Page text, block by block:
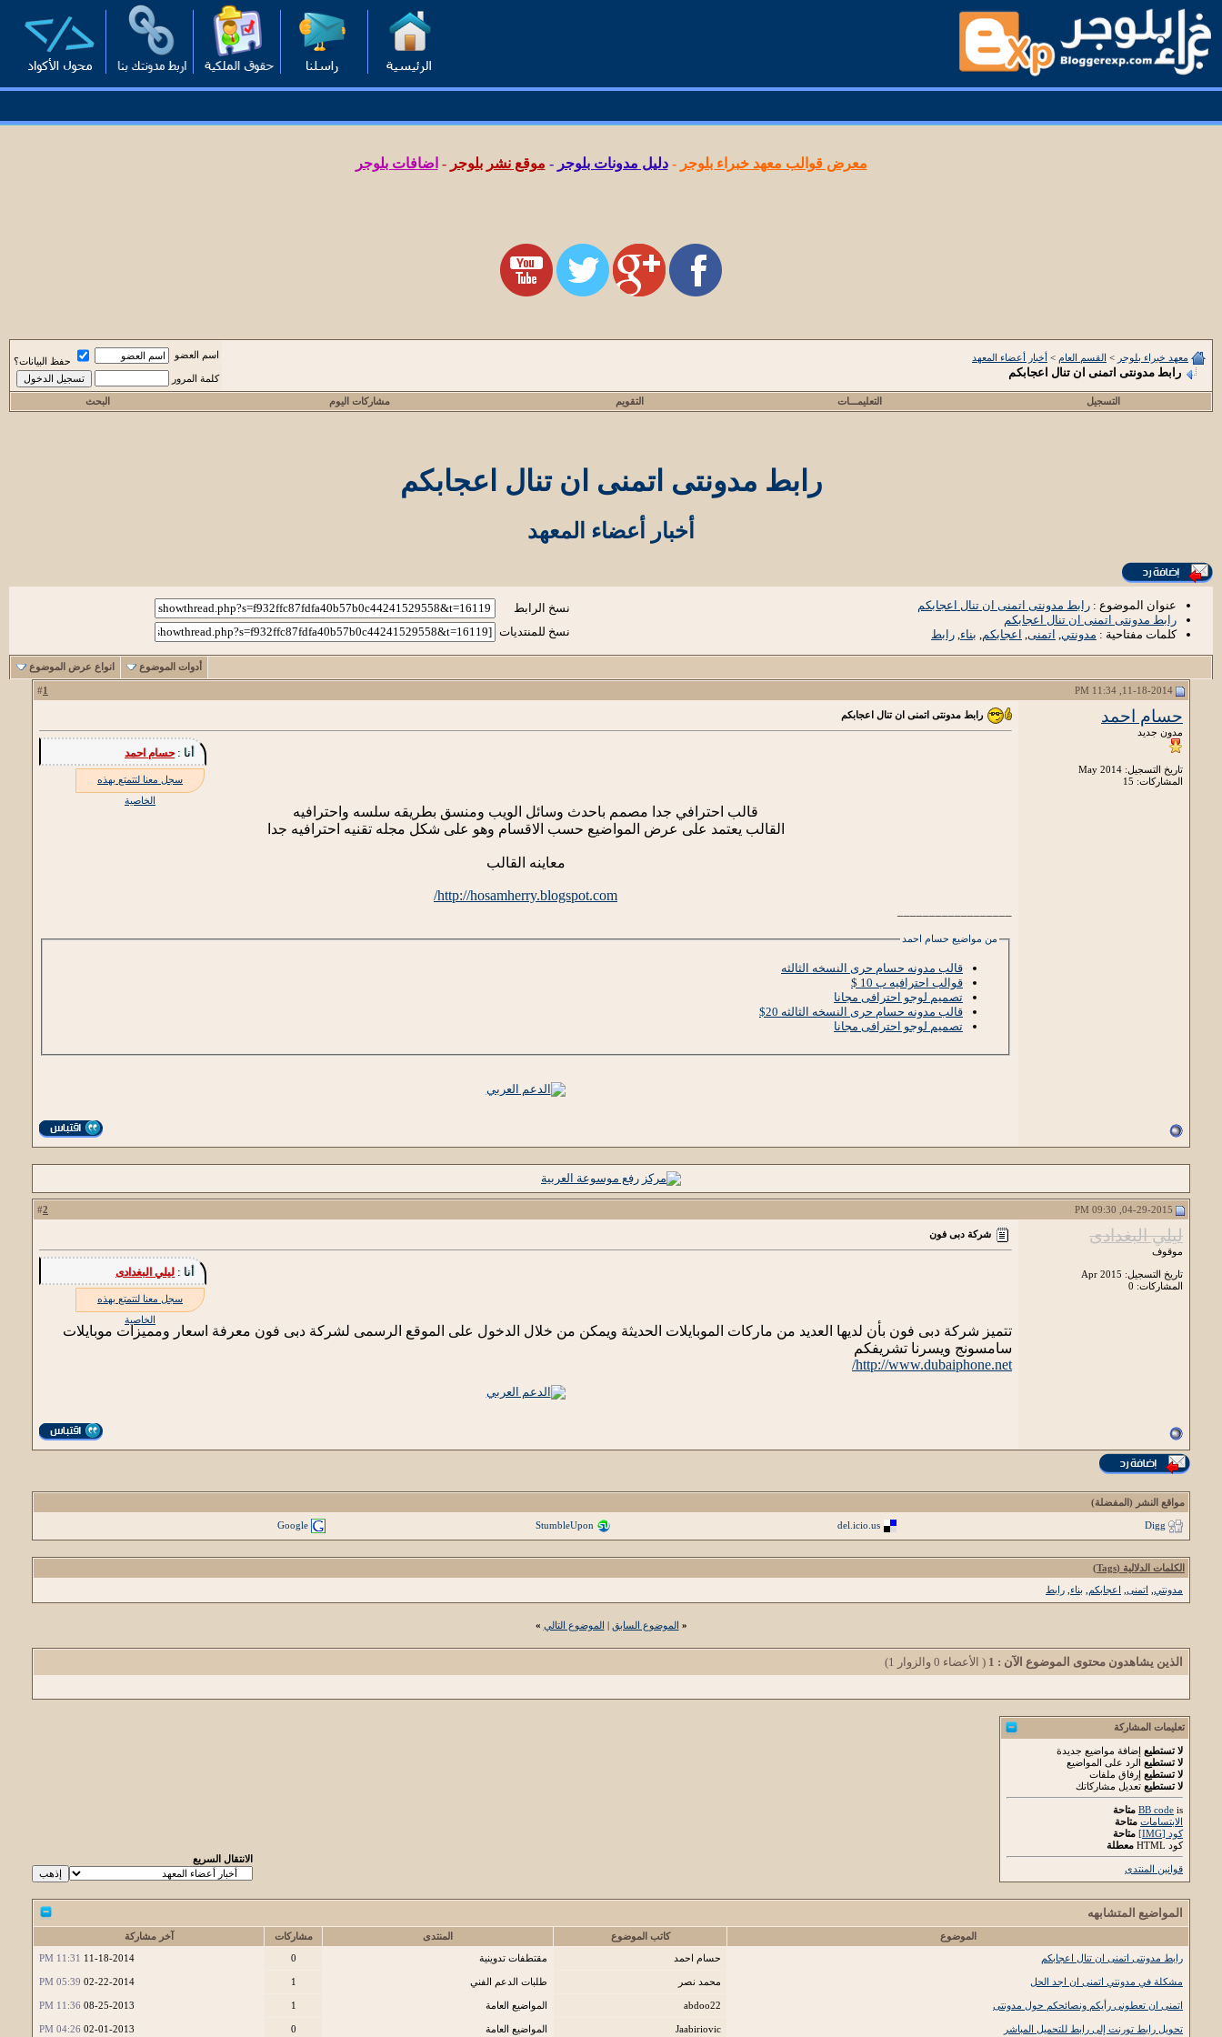
معرض قوالب معهد خبراء بلوجر -دليل مدونات بلوجر - موقع نشر بلوجر - اضافات بلوجر
معهد خبراء بلوجر > القسم العام > أخبار أعضاء المعهد
رابط مدونتى اتمنى ان تنال اعجابكم
اسم العضو
حفظ البيانات؟
كلمة المرور
التسجيل التعليمـــات التقويم مشاركات اليوم البحث
رابط مدونتى اتمنى ان تنال اعجابكم
أخبار أعضاء المعهد
عنوان الموضوع : رابط مدونتى اتمنى ان تنال اعجابكم
رابط مدونتى اتمنى ان تنال اعجابكم
كلمات مفتاحية : مدونتي, اتمنى, اعجابكم, بناء, رابط
نسخ الرابط
نسخ للمنتديات
أدوات الموضوع انواع عرض الموضوع
1
حسام احمد
مدون جديد
تاريخ التسجيل: May 2014
المشاركات: 15
رابط مدونتى اتمنى ان تنال اعجابكم
أنا :حسام احمد
سجل معنا لتتمتع بهذه
الخاصية
قالب احترافي جدا مصمم باحدث وسائل الويب ومنسق بطريقه سلسه واحترافيه
القالب يعتمد على عرض المواضيع حسب الاقسام وهو على شكل مجله تقنيه احترافيه جدا
معاينه القالب
http://hosamherry.blogspot.com/
من مواضيع حسام احمد
قالب مدونه حسام حرى النسخه الثالثه
قوالب احترافيه ب 10 $
تصميم لوجو احترافى مجانا
قالب مدونه حسام حرى النسخه الثالثه 20$
تصميم لوجو احترافى مجانا
2
ليلي البغدادى
موقوف
تاريخ التسجيل: Apr 2015
المشاركات: 0
شركة دبى فون
أنا : ليلي البغدادى
سجل معنا لتتمتع بهذه
الخاصية
تتميز شركة دبى فون بأن لديها العديد من ماركات الموبايلات الحديثة ويمكن من خلال الدخول على الموقع الرسمى لشركة دبى فون معرفة اسعار ومميزات موبايلات
سامسونج ويسرنا تشريفكم
http://www.dubaiphone.net/
مواقع النشر (المفضلة)
Digg
del.icio.us
StumbleUpon
Google
الكلمات الدلالية (Tags)
مدونتي اتمنى اعجابكم بناء رابط
« الموضوع السابق | الموضوع التالي »
الذين يشاهدون محتوى الموضوع الآن : 1 ( الأعضاء 0 والزوار 1)
تعليمات المشاركة
لا تستطيع إضافة مواضيع جديدة
لا تستطيع الرد على المواضيع
لا تستطيع إرفاق ملفات
لا تستطيع تعديل مشاركاتك
BB code is
متاحة
الابتسامات متاحة
كود [IMG]
متاحة
كود HTML
معطلة
قوانين المنتدى
الانتقال السريع
المواضيع المتشابهه
الموضوع كاتب الموضوع المنتدى مشاركات
آخر مشاركة
رابط مدونتى اتمنى ان تنال اعجابكم
حسام احمد مقتطفات تدوينية 0
11-18-2014
11:31 PM
مشكلة في مدونتي اتمنى ان اجد الحل محمد نصر طلبات الدعم الفني 1
02-22-2014
05:39 PM
اتمنى ان تعطونى رأيكم ونصائحكم حول مدونتى abdoo22 المواضيع العامة 1
08-25-2013
11:36 PM
تحويل رابط تورنت إلى رابط للتحميل المباشر Jaabiriovic المواضيع العامة 0
02-01-2013
04:26 PM